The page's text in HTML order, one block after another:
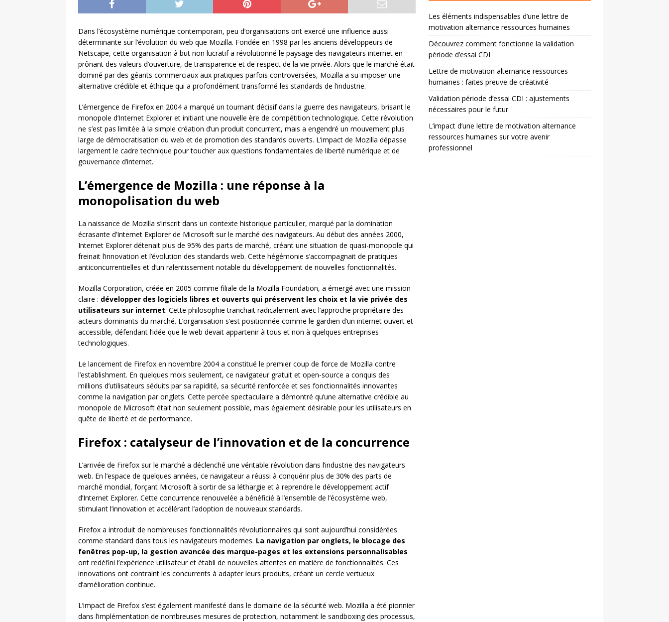
Dans l’écosystème numérique contemporain, peu d’organisations ont exercé une influence aussi
déterminante sur l’évolution du web que Mozilla. Fondée en 1998 par les anciens développeurs de
Netscape, cette organisation à but non lucratif a révolutionné le paysage des navigateurs internet en
prônant des valeurs d’ouverture, de transparence et de respect de la vie privée. Alors que le marché était
dominé par des géants commerciaux aux pratiques parfois controversées, Mozilla a su imposer une
alternative crédible et éthique qui a profondément transformé les standards de l’industrie.
L’émergence de Firefox en 2004 a marqué un tournant décisif dans la guerre des navigateurs, brisant le
monopole d’Internet Explorer et initiant une nouvelle ère de compétition technologique. Cette révolution
ne s’est pas limitée à la simple création d’un produit concurrent, mais a engendré un mouvement plus
large de démocratisation du web et de promotion des standards ouverts. L’impact de Mozilla dépasse
largement le cadre technique pour toucher aux questions fondamentales de liberté numérique et de
gouvernance d’internet.
L’émergence de Mozilla : une réponse à la
monopolisation du web
La naissance de Mozilla s’inscrit dans un contexte historique particulier, marqué par la domination
écrasante d’Internet Explorer de Microsoft sur le marché des navigateurs. Au début des années 2000,
Internet Explorer détenait plus de 95% des parts de marché, créant une situation de quasi-monopole qui
freinait l’innovation et l’évolution des standards web. Cette hégémonie s’accompagnait de pratiques
anticoncurrentielles et d’un ralentissement notable du développement de nouvelles fonctionnalités.
Mozilla Corporation, créée en 2005 comme filiale de la Mozilla Foundation, a émergé avec une mission
claire : développer des logiciels libres et ouverts qui préservent les choix et la vie privée des
utilisateurs sur internet. Cette philosophie tranchait radicalement avec l’approche propriétaire des
acteurs dominants du marché. L’organisation s’est positionnée comme le gardien d’un internet ouvert et
accessible, défendant l’idée que le web devait appartenir à tous et non à quelques entreprises
technologiques.
Le lancement de Firefox en novembre 2004 a constitué le premier coup de force de Mozilla contre
l’establishment. En quelques mois seulement, ce navigateur gratuit et open-source a conquis des
millions d’utilisateurs séduits par sa rapidité, sa sécurité renforcée et ses fonctionnalités innovantes
comme la navigation par onglets. Cette percée spectaculaire a démontré qu’une alternative crédible au
monopole de Microsoft était non seulement possible, mais également désirable pour les utilisateurs en
quête de liberté et de performance.
Firefox : catalyseur de l’innovation et de la concurrence
L’arrivée de Firefox sur le marché a déclenché une véritable révolution dans l’industrie des navigateurs
web. En l’espace de quelques années, ce navigateur a réussi à conquérir plus de 30% des parts de
marché mondial, forçant Microsoft à sortir de sa léthargie et à reprendre le développement actif
d’Internet Explorer. Cette concurrence renouvelée a bénéficié à l’ensemble de l’écosystème web,
stimulant l’innovation et accélérant l’adoption de nouveaux standards.
Firefox a introduit de nombreuses fonctionnalités révolutionnaires qui sont aujourd’hui considérées
comme standard dans tous les navigateurs modernes. La navigation par onglets, le blocage des
fenêtres pop-up, la gestion avancée des marque-pages et les extensions personnalisables
ont redéfini l’expérience utilisateur et établi de nouvelles attentes en matière de fonctionnalités. Ces
innovations ont contraint les concurrents à adapter leurs produits, créant un cercle vertueux
d’amélioration continue.
L’impact de Firefox s’est également manifesté dans le domaine de la sécurité web. Mozilla a été pionnier
dans l’implémentation de nombreuses mesures de protection, notamment le sandboxing des processus,
Les éléments indispensables d’une lettre de
motivation alternance ressources humaines
Découvrez comment fonctionne la validation
période d’essai CDI
Lettre de motivation alternance ressources
humaines : faites preuve de créativité
Validation période d’essai CDI : ajustements
nécessaires pour le futur
L’impact d’une lettre de motivation alternance
ressources humaines sur votre avenir
professionnel